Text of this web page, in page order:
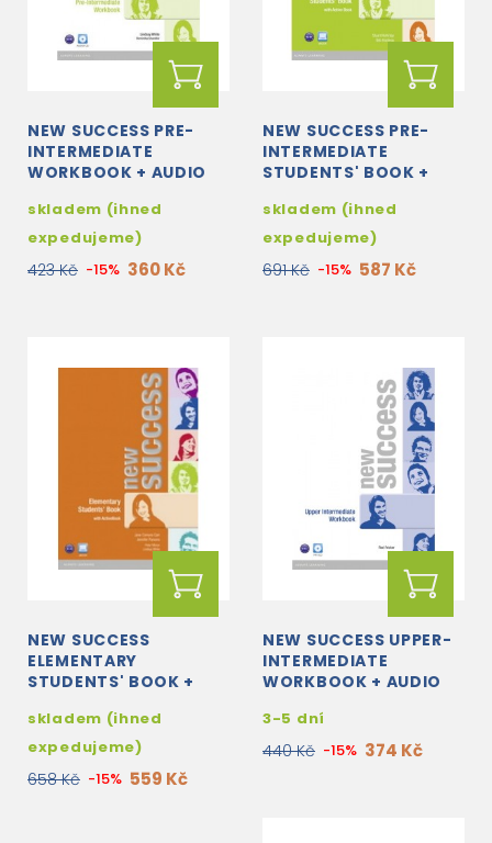
NEW SUCCESS PRE-
INTERMEDIATE
WORKBOOK + AUDIO
skladem (ihned
expedujeme)
423 Kč -15% 360 Kč
NEW SUCCESS PRE-
INTERMEDIATE
STUDENTS' BOOK +
ROM
skladem (ihned
expedujeme)
691 Kč -15% 587 Kč
NEW SUCCESS
ELEMENTARY
STUDENTS' BOOK +
ROM
skladem (ihned
expedujeme)
658 Kč -15% 559 Kč
NEW SUCCESS UPPER-
INTERMEDIATE
WORKBOOK + AUDIO
3-5 dní
440 Kč -15% 374 Kč